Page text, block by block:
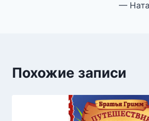
—
Похожие записи